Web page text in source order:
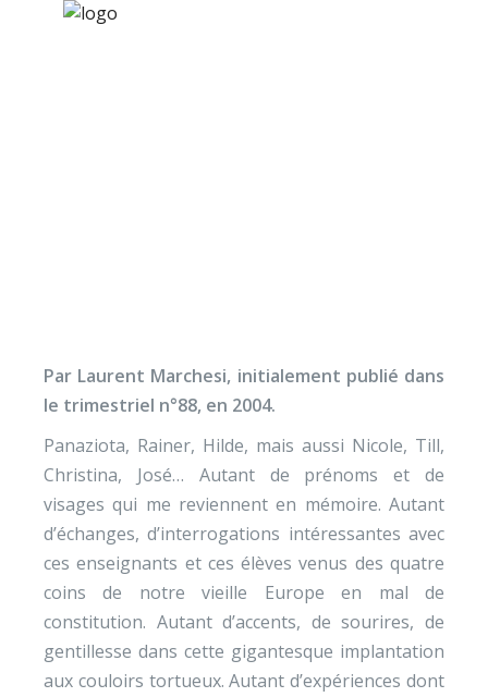
Par Laurent Marchesi, initialement publié dans
le trimestriel n°88, en 2004.
Panaziota, Rainer, Hilde, mais aussi Nicole, Till,
Christina, José… Autant de prénoms et de
visages qui me reviennent en mémoire. Autant
d’échanges, d’interrogations intéressantes avec
ces enseignants et ces élèves venus des quatre
coins de notre vieille Europe en mal de
constitution. Autant d’accents, de sourires, de
gentillesse dans cette gigantesque implantation
aux couloirs tortueux. Autant d’expériences dont